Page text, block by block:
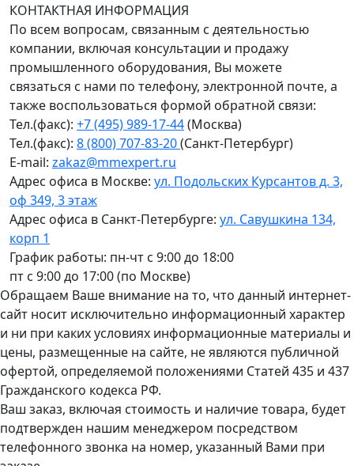
КОНТАКТНАЯ ИНФОРМАЦИЯ
По всем вопросам, связанным с деятельностью
компании, включая консультации и продажу
промышленного оборудования, Вы можете
связаться с нами по телефону, электронной почте, а
также воспользоваться формой обратной связи:
Тел.(факс): +7 (495) 989-17-44(Москва)
Тел.(факс): 8 (800) 707-83-20(Санкт-Петербург)
E-mail: zakaz@mmexpert.ru
Адрес офиса в Москве: ул. Подольских Курсантов д. 3,
оф 349, 3 этаж
Адрес офиса в Санкт-Петербурге: ул. Савушкина 134,
корп 1
График работы: пн-чт с 9:00 до 18:00
пт с 9:00 до 17:00 (по Москве)
Обращаем Ваше внимание на то, что данный интернет-
сайт носит исключительно информационный характер
и ни при каких условиях информационные материалы и
цены, размещенные на сайте, не являются публичной
офертой, определяемой положениями Статей 435 и 437
Гражданского кодекса РФ.
Ваш заказ, включая стоимость и наличие товара, будет
подтвержден нашим менеджером посредством
телефонного звонка на номер, указанный Вами при